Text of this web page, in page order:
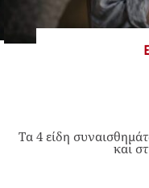
Τα 4 είδη
και